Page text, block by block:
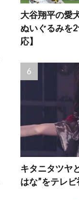
大谷翔平の愛
ぬいぐるみを
応】
キタニタツヤ
はな”をテレ